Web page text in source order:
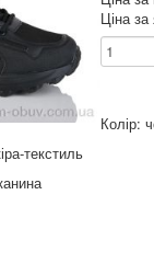
Ціна
Колір:
текстиль